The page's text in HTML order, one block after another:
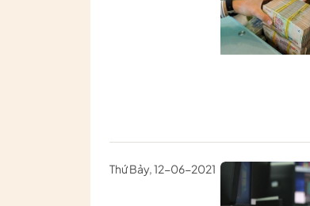
Thứ Bảy, 12-06-2021